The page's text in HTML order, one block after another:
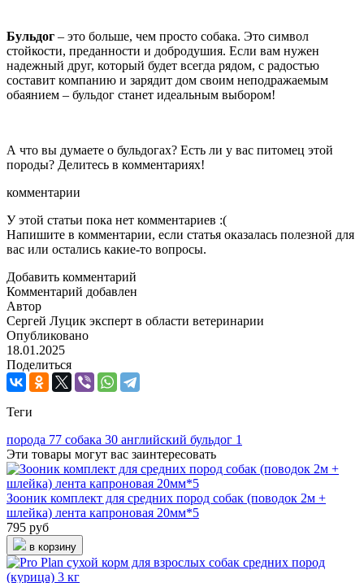
Бульдог – это больше, чем просто собака. Это символ
стойкости, преданности и добродушия. Если вам нужен
надежный друг, который будет всегда рядом, с радостью
составит компанию и зарядит дом своим неподражаемым
обаянием – бульдог станет идеальным выбором!
А что вы думаете о бульдогах? Есть ли у вас питомец этой
породы? Делитесь в комментариях!
комментарии
У этой статьи пока нет комментариев :(
Напишите в комментарии, если статья оказалась полезной для
вас или остались какие-то вопросы.
Добавить комментарий
Комментарий добавлен
Автор
Сергей Луцик эксперт в области ветеринарии
Опубликовано
18.01.2025
Поделиться
Теги
порода 77 собака 30 английский бульдог 1
Эти товары могут вас заинтересовать
Зооник комплект для средних пород собак (поводок 2м +
шлейка) лента капроновая 20мм*5
795 руб
в корзину